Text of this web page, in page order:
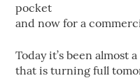
pocket
and now for a
Today it’s been almost
that is turning full